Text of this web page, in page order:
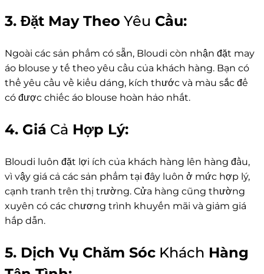
3. Đặt May Theo Yêu Cầu:
Ngoài các sản phẩm có sẵn, Bloudi còn nhận đặt may
áo blouse y tế theo yêu cầu của khách hàng. Bạn có
thể yêu cầu về kiểu dáng, kích thước và màu sắc để
có được chiếc áo blouse hoàn hảo nhất.
4. Giá Cả Hợp Lý:
Bloudi luôn đặt lợi ích của khách hàng lên hàng đầu,
vì vậy giá cả các sản phẩm tại đây luôn ở mức hợp lý,
cạnh tranh trên thị trường. Cửa hàng cũng thường
xuyên có các chương trình khuyến mãi và giảm giá
hấp dẫn.
5. Dịch Vụ Chăm Sóc Khách Hàng